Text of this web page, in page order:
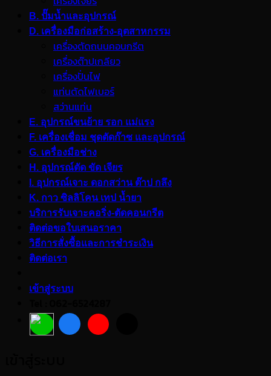
B. ปั๊มน้ำและอุปกรณ์
D. เครื่องมือก่อสร้าง-อุตสาหกรรม
เครื่องตัดถนนคอนกรีต
เครื่องต๊าปเกลียว
เครื่องปั่นไฟ
แท่นตัดไฟเบอร์
สว่านแท่น
E. อุปกรณ์ขนย้าย รอก แม่แรง
F. เครื่องเชื่อม ชุดตัดก๊าซ และอุปกรณ์
G. เครื่องมือช่าง
H. อุปกรณ์ตัด ขัด เจียร
I. อุปกรณ์เจาะ ดอกสว่าน ต๊าป กลึง
K. กาว ซิลลิโคน เทป น้ำยา
บริการรับเจาะคอริ่ง-ตัดคอนกรีต
ติดต่อขอใบเสนอราคา
วิธีการสั่งซื้อและการชำระเงิน
ติดต่อเรา
เข้าสู่ระบบ